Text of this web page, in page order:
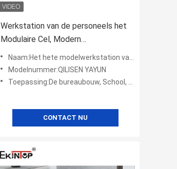
Werkstation van de personeels het
Modulaire Cel, Modern
Bureauwerkstation
Naam:Het hete modelwerkstation van het personeelsbureau voor modern kantoormeubilair
Modelnummer:QILISEN YAYUN
Toepassing:De bureaubouw, School, Commercieel Kantoormeubilair
CONTACT NU